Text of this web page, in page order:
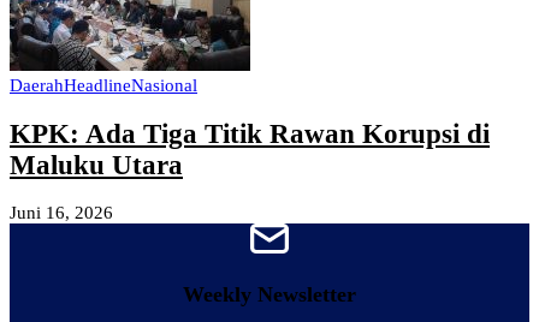
DaerahHeadlineNasional
KPK: Ada Tiga Titik Rawan Korupsi di
Maluku Utara
Juni 16, 2026
Weekly Newsletter